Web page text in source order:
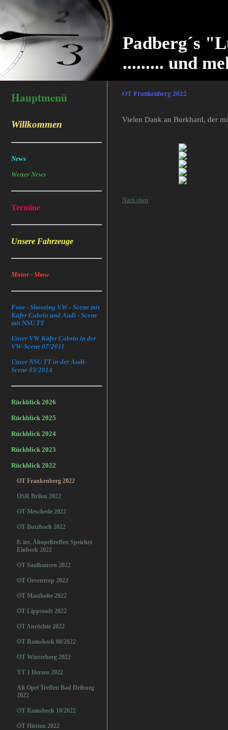
Padberg´s
......... und
Hauptmenü
Willkommen
News
Wetter News
Termine
Unsere Fahrzeuge
Motor - Show
Foto - Shooting VW - Scene mit
Käfer Cabrio und Audi - Scene
mit NSU TT
Unser VW Käfer Cabrio in der
VW-Scene 07/2011
Unser NSU TT in der Audi-
Scene 03/2014
Rückblick 2026
Rückblick 2025
Rückblick 2024
Rückblick 2023
Rückblick 2022
OT Frankenberg 2022
OSR Brilon 2022
OT Meschede 2022
OT Butzbach 2022
8. int. Altopeltreffen Speicher
Einbeck 2022
OT Saalhausen 2022
OT Oeventrop 2022
OT Mastholte 2022
OT Lippstadt 2022
OT Anröchte 2022
OT Ramsbeck 08/2022
OT Winterberg 2022
YT 1 Herten 2022
Alt Opel Treffen Bad Driburg
2022
OT Ramsbeck 10/2022
OT Hüsten 2022
OT Frankenberg 2022
Vielen Dank an Burkhard, der
Nach oben